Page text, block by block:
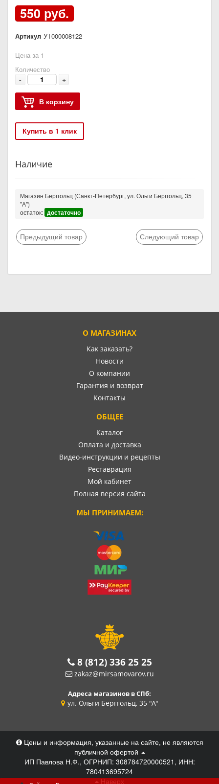
550 руб.
Артикул УТ000008122
Цена за 1
Количество
- +
В корзину
Купить в 1 клик
Наличие
Магазин Берггольц (Санкт-Петербург, ул. Ольги Берггольц, 35
"А")
остаток: достаточно
Предыдущий товар Следующий товар
О МАГАЗИНАХ
Как заказать?
Новости
О компании
Гарантия и возврат
Контакты
ОБЩЕЕ
Каталог
Оплата и доставка
Видео-инструкции и рецепты
Реставрация
Мой кабинет
Полная версия сайта
МЫ ПРИНИМАЕМ:
8 (812) 336 25 25
zakaz@mirsamovarov.ru
Адреса магазинов в СПб:
ул. Ольги Берггольц, 35 "А"
Цены и информация, указанные на сайте, не являются
публичной офертой
ИП Павлова Н.Ф., ОГРНИП: 308784720000521, ИНН:
780413695724
Наверх